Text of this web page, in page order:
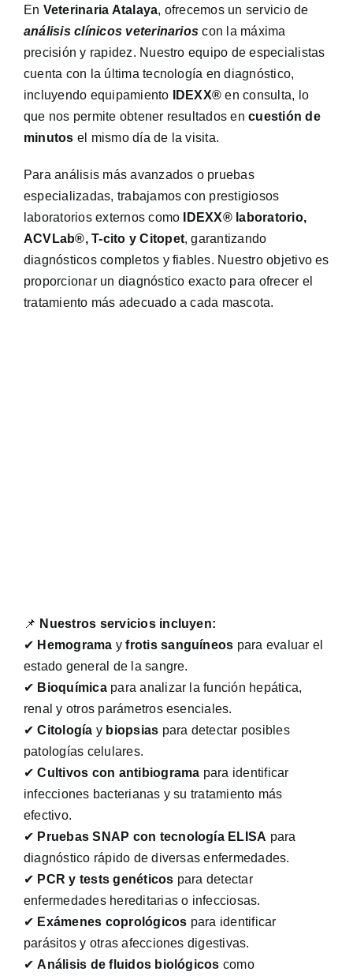
En Veterinaria Atalaya, ofrecemos un servicio de
análisis clínicos veterinarios con la máxima
precisión y rapidez. Nuestro equipo de especialistas
cuenta con la última tecnología en diagnóstico,
incluyendo equipamiento
IDEXX® en consulta, lo
que nos permite obtener resultados encuestión de
minutos el mismo día de la visita.
Para análisis más avanzados o pruebas
especializadas, trabajamos con prestigiosos
laboratorios externos como
IDEXX® laboratorio,
ACVLab®, T-cito y Citopet, garantizando
diagnósticos completos y fiables. Nuestro objetivo es
proporcionar un diagnóstico exacto para ofrecer el
tratamiento más adecuado a cada mascota.
📌 Nuestros servicios incluyen:
✔ Hemograma yfrotis sanguíneos para evaluar el
estado general de la sangre.
✔ Bioquímicapara analizar la función hepática,
renal y otros parámetros esenciales.
✔Citología y biopsias para detectar posibles
patologías celulares.
✔Cultivos con antibiograma para identificar
infecciones bacterianas y su tratamiento más
efectivo.
✔ Pruebas SNAP con tecnología ELISA para
diagnóstico rápido de diversas enfermedades.
✔ PCR y tests genéticos para detectar
enfermedades hereditarias o infecciosas.
✔ Exámenes coprológicos para identificar
parásitos y otras afecciones digestivas.
✔Análisis de fluidos biológicos como